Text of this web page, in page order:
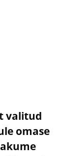
valitud
omase